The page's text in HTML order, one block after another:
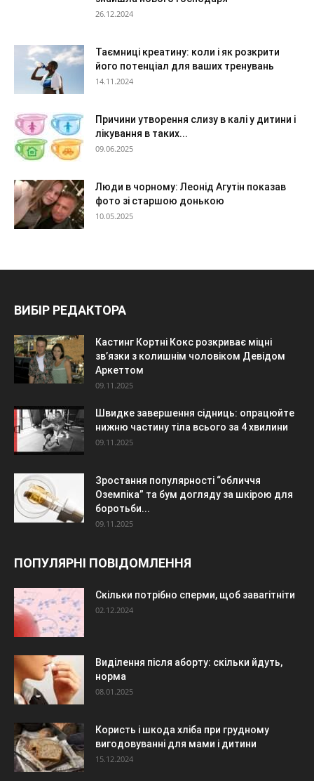
26.12.2024
Таємниці креатину: коли і як розкрити
його потенціал для ваших тренувань
14.11.2024
Причини утворення слизу в калі у дитини і
лікування в таких...
09.06.2025
Люди в чорному: Леонід Агутін показав
фото зі старшою донькою
10.05.2025
ВИБІР РЕДАКТОРА
Кастинг Кортні Кокс розкриває міцні
зв’язки з колишнім чоловіком Девідом
Аркеттом
09.11.2025
Швидке завершення сідниць: опрацюйте
нижню частину тіла всього за 4 хвилини
09.11.2025
Зростання популярності “обличчя
Оземпіка” та бум догляду за шкірою для
боротьби...
09.11.2025
ПОПУЛЯРНІ ПОВІДОМЛЕННЯ
Скільки потрібно сперми, щоб завагітніти
02.12.2024
Виділення після аборту: скільки йдуть,
норма
08.01.2025
Користь і шкода хліба при грудному
вигодовуванні для мами і дитини
15.12.2024